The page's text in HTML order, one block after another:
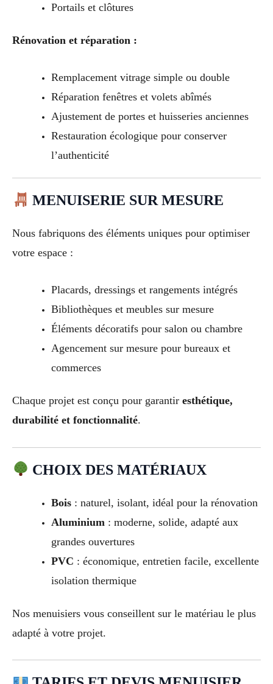
Portails et clôtures
Rénovation et réparation :
Remplacement vitrage simple ou double
Réparation fenêtres et volets abîmés
Ajustement de portes et huisseries anciennes
Restauration écologique pour conserver
l’authenticité
MENUISERIE SUR MESURE
Nous fabriquons des éléments uniques pour optimiser
votre espace :
Placards, dressings et rangements intégrés
Bibliothèques et meubles sur mesure
Éléments décoratifs pour salon ou chambre
Agencement sur mesure pour bureaux et
commerces
Chaque projet est conçu pour garantir esthétique,
durabilité et fonctionnalité.
CHOIX DES MATÉRIAUX
Bois: naturel, isolant, idéal pour la rénovation
Aluminium : moderne, solide, adapté aux
grandes ouvertures
PVC : économique, entretien facile, excellente
isolation thermique
Nos menuisiers vous conseillent sur le matériau le plus
adapté à votre projet.